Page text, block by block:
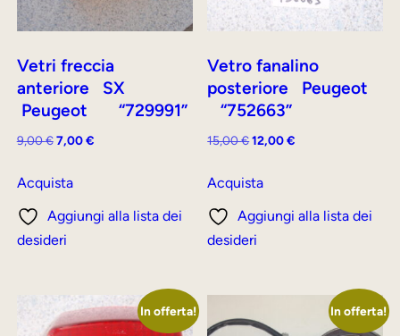
Vetri freccia
anteriore SX
Peugeot “729991”
9,00€ Il
originale
9,00 €.
7,00€Il
7,00 €.
Acquista
Aggiungi alla lista dei
desideri
Vetro fanalino
posteriore Peugeot
“752663”
15,00€Il
originale
15,00 €.
12,00€
12,00 €.
Acquista
Aggiungi alla lista dei
desideri
In offerta! In offerta!